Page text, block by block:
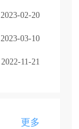
2023-02-20
2023-03-10
2022-11-21
更多